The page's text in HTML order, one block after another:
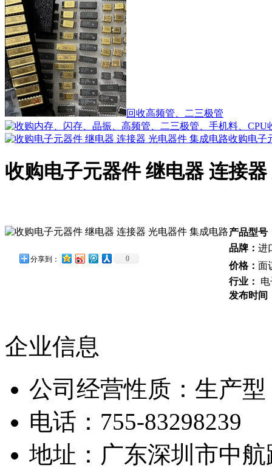
回收高频管、二三极管
收购电子
收购电子元器件 继电器 连接
分享到： 0
产品型号
品牌： 进
价格： 面
行业：
发布时间
企业信息
公司经营性质：生产型
电话：755-83298239
地址：广东深圳市中